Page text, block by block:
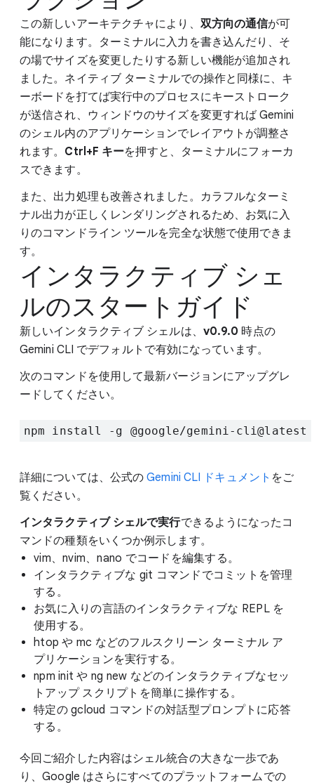
この新しいアーキテクチャにより、 双方向の通信が可
能になります。ターミナルに入力を書き込んだり、そ
の場でサイズを変更したりする新しい機能が追加され
ました。ネイティブ ターミナルでの操作と同様に、キ
ーボードを打てば実行中のプロセスにキーストローク
が送信され、ウィンドウのサイズを変更すれば Gemini
のシェル内のアプリケーションでレイアウトが調整さ
れます。 Ctrl+F キーを押すと、ターミナルにフォーカ
スできます。
また、出力処理も改善されました。カラフルなターミ
ナル出力が正しくレンダリングされるため、お気に入
りのコマンドライン ツールを完全な状態で使用できま
す。
インタラクティブ シェ
ルのスタートガイド
新しいインタラクティブ シェルは、 v0.9.0 時点の
Gemini CLI でデフォルトで有効になっています。
次のコマンドを使用して最新バージョンにアップグレ
ードしてください。
npm install -g @google/gemini-cli@latest
詳細については、公式のGemini CLI ドキュメント をご
覧ください。
インタラクティブ シェルで実行できるようになったコ
マンドの種類をいくつか例示します。
vim、nvim、nano でコードを編集する。
インタラクティブな git コマンドでコミットを管理
する。
お気に入りの言語のインタラクティブな REPL を
使用する。
htop や mc などのフルスクリーン ターミナル ア
プリケーションを実行する。
npm init や ng new などのインタラクティブなセッ
トアップ スクリプトを簡単に操作する。
特定の gcloud コマンドの対話型プロンプトに応答
する。
今回ご紹介した内容はシェル統合の大きな一歩であ
り、Google はさらにすべてのプラットフォームでの